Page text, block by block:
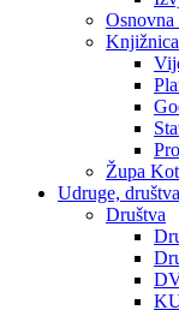
Župa
Udruge,
Društva